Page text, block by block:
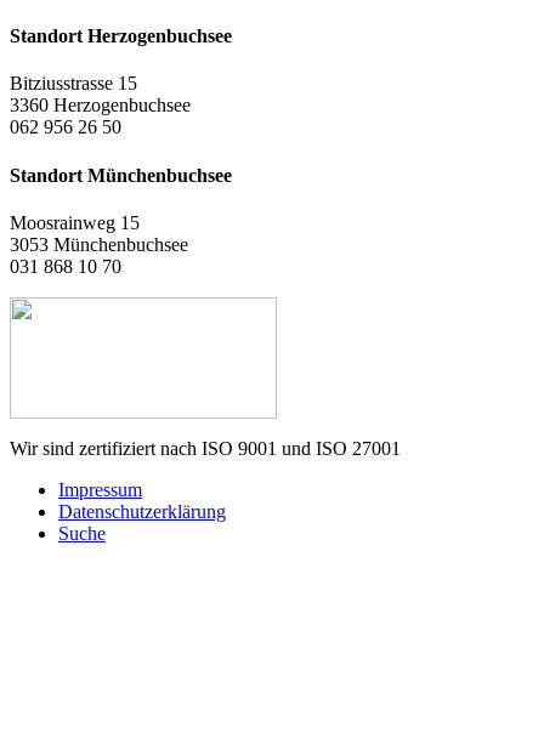
Standort Herzogenbuchsee
Bitziusstrasse 15
3360 Herzogenbuchsee
062 956 26 50
Standort Münchenbuchsee
Moosrainweg 15
3053 Münchenbuchsee
031 868 10 70
Wir sind zertifiziert nach ISO 9001 und ISO 27001
Impressum
Datenschutzerklärung
Suche